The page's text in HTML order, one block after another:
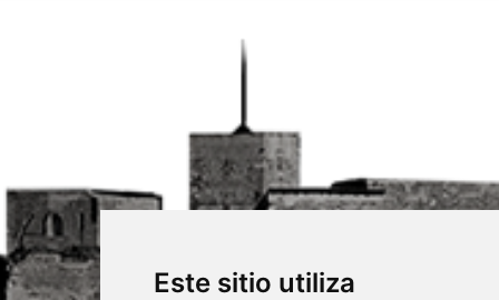
Este sitio utiliza